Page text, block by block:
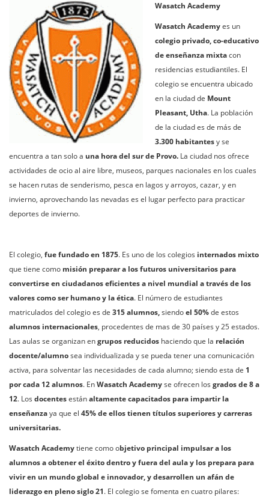
Wasatch Academy
Wasatch Academyes un
colegio privado, co-educativo
de enseñanza mixtacon
residencias estudiantiles. El
colegio se encuentra ubicado
en la ciudad de Mount
Pleasant, Utha. La población
de la ciudad es de más de
3.300 habitantesy se
encuentra a tan solo a una hora del sur de Provo. La ciudad nos ofrece
actividades de ocio al aire libre, museos, parques nacionales en los cuales
se hacen rutas de senderismo, pesca en lagos y arroyos, cazar, y en
invierno, aprovechando las nevadas es el lugar perfecto para practicar
deportes de invierno.
El colegio, fue fundado en 1875. Es uno de los colegios internados mixto
que tiene como misión preparar a los futuros universitarios para
convertirse en ciudadanos eficientes a nivel mundial a través de los
valores como ser humano y la ética. El número de estudiantes
matriculados del colegio es de 315 alumnos,siendoel 50%de estos
alumnos internacionales, procedentes de mas de 30 países y 25 estados.
Las aulas se organizan engrupos reducidos haciendo que la relación
docente/alumnosea individualizada y se pueda tener una comunicación
activa, para solventar las necesidades de cada alumno; siendo esta de 1
por cada 12 alumnos. EnWasatch Academyse ofrecen los grados de 8 a
12. Los docentesestánaltamente capacitados para impartir la
enseñanzaya que el 45% de ellos tienen títulos superiores y carreras
universitarias.
Wasatch Academytiene como objetivo principal impulsar a los
alumnos a obtener el éxito dentro y fuera del aula y los prepara para
vivir en un mundo global e innovador, y desarrollen un afán de
liderazgo en pleno siglo 21. El colegio se fomenta en cuatro pilares: